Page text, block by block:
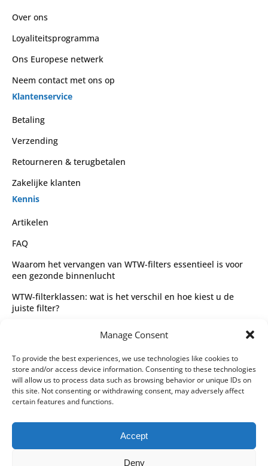
Manage Consent
To provide the best experiences, we use technologies like cookies to
store and/or access device information. Consenting to these technologies
will allow us to process data such as browsing behavior or unique IDs on
this site. Not consenting or withdrawing consent, may adversely affect
certain features and functions.
Accept
Deny
Over ons
Loyaliteitsprogramma
Ons Europese netwerk
Neem contact met ons op
Klantenservice
Betaling
Verzending
Retourneren & terugbetalen
Zakelijke klanten
Kennis
Artikelen
FAQ
Waarom het vervangen van WTW-filters essentieel is voor
een gezonde binnenlucht
WTW-filterklassen: wat is het verschil en hoe kiest u de
juiste filter?
Complete gids voor WTW-filtertypes en het kiezen van de
Wettelijk
Algemene voorwaarden
Privacybeleid
Leveringspartners
Betaalmethoden